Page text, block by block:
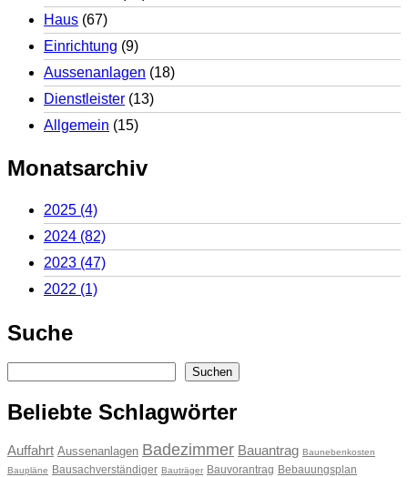
Haus (67)
Einrichtung (9)
Aussenanlagen (18)
Dienstleister (13)
Allgemein (15)
Monatsarchiv
2025 (4)
2024 (82)
2023 (47)
2022 (1)
Suche
Suchen
Beliebte Schlagwörter
Auffahrt Aussenanlagen Badezimmer Bauantrag Baunebenkosten
Baupläne
Bausachverständiger Bauträger Bauvorantrag Bebauungsplan